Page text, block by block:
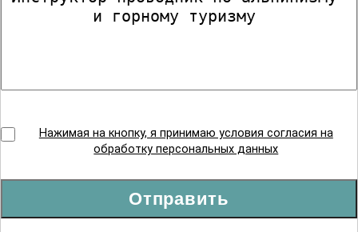
Нажимая на кнопку, я принимаю условия согласия на
обработку персональных данных
Отправить